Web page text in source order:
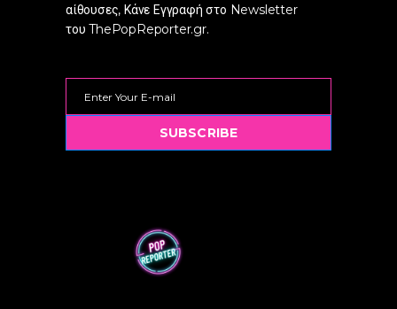
αίθουσες, Κάνε Εγγραφή στο Newsletter
του ThePopReporter.gr.
SUBSCRIBE